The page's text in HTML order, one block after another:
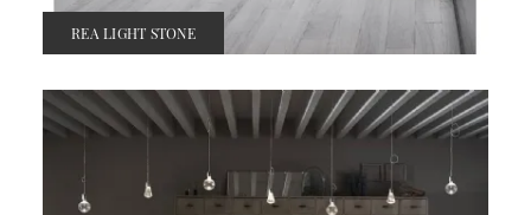
REA LIGHT STONE